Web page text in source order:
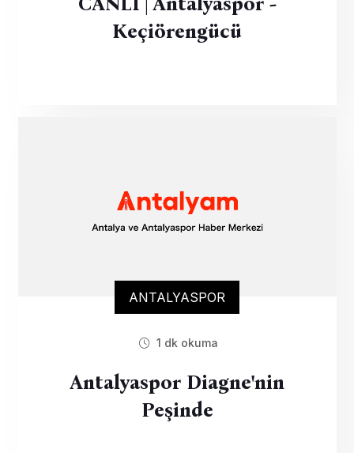
Keçiörengücü
ANTALYASPOR
1 dk okuma
Antalyaspor Diagne'nin
Peşinde